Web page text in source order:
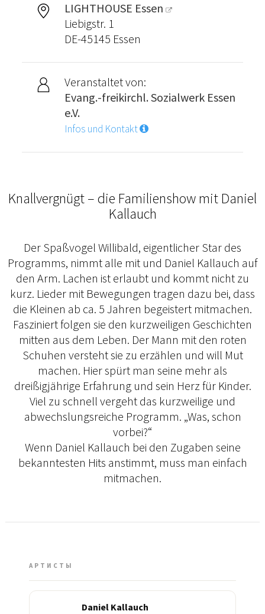
LIGHTHOUSE Essen
Liebigstr. 1
DE-45145 Essen
Veranstaltet von:
Evang.-freikirchl. Sozialwerk Essen
e.V.
Infos und Kontakt
Knallvergnügt – die Familienshow mit Daniel
Kallauch
Der Spaßvogel Willibald, eigentlicher Star des
Programms, nimmt alle mit und Daniel Kallauch auf
den Arm. Lachen ist erlaubt und kommt nicht zu
kurz. Lieder mit Bewegungen tragen dazu bei, dass
die Kleinen ab ca. 5 Jahren begeistert mitmachen.
Fasziniert folgen sie den kurzweiligen Geschichten
mitten aus dem Leben. Der Mann mit den roten
Schuhen versteht sie zu erzählen und will Mut
machen. Hier spürt man seine mehr als
dreißigjährige Erfahrung und sein Herz für Kinder.
Viel zu schnell vergeht das kurzweilige und
abwechslungsreiche Programm. „Was, schon
vorbei?“
Wenn Daniel Kallauch bei den Zugaben seine
bekanntesten Hits anstimmt, muss man einfach
mitmachen.
АРТИСТЫ
Daniel Kallauch